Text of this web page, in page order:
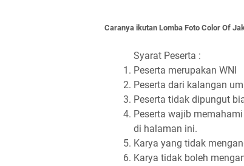
Caranya ikutan Lomba Foto Color Of
Syarat Peserta :
Peserta merupakan WNI
Peserta dari kalangan
Peserta tidak dipungut
Peserta wajib
di halaman ini.
Karya yang tidak
Karya tidak boleh